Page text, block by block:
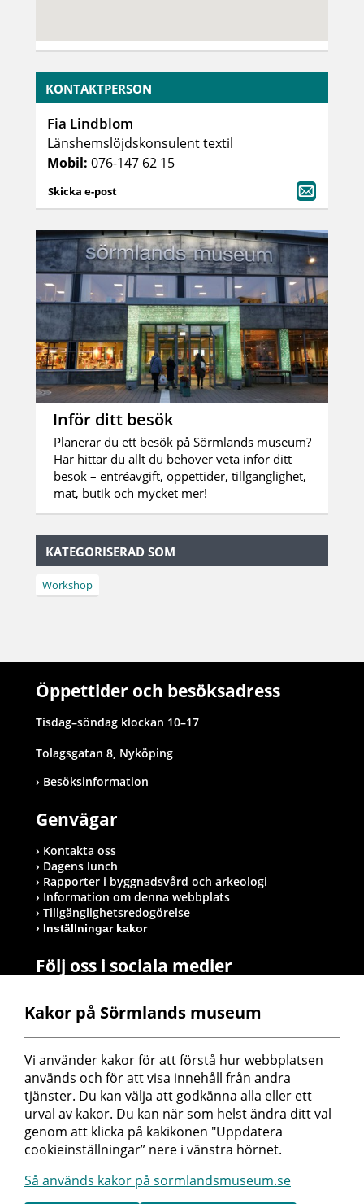
KONTAKTPERSON
Fia Lindblom
Länshemslöjdskonsulent textil
Mobil: 076-147 62 15
Skicka e-post
Inför ditt besök
Planerar du ett besök på Sörmlands museum?
Här hittar du allt du behöver veta inför ditt
besök – entréavgift, öppettider, tillgänglighet,
mat, butik och mycket mer!
KATEGORISERAD SOM
Workshop
Öppettider och besöksadress
Tisdag–söndag klockan 10–17
Tolagsgatan 8, Nyköping
Besöksinformation
Genvägar
Kontakta oss
Dagens lunch
Rapporter i byggnadsvård och arkeologi
Information om denna webbplats
Tillgänglighetsredogörelse
Inställningar kakor
Följ oss i sociala medier
Postadress
Sörmlands museum
Box 314
611 26 Nyköping
Kakor på Sörmlands museum
Vi använder kakor för att förstå hur webbplatsen
används och för att visa innehåll från andra
tjänster. Du kan välja att godkänna alla eller ett
urval av kakor. Du kan när som helst ändra ditt val
genom att klicka på kakikonen "Uppdatera
cookieinställningar” nere i vänstra hörnet.
Så används kakor på sormlandsmuseum.se